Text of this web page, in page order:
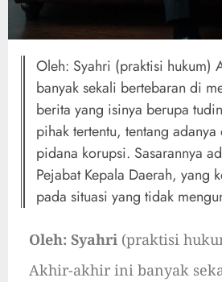
Oleh: Syahri (praktisi hukum)
banyak sekali bertebaran di
berita yang isinya berupa
pihak tertentu, tentang
pidana korupsi. Sasarannya
Pejabat Kepala Daerah, yang
pada situasi yang tidak
Oleh: Syahri (praktisi
Akhir-akhir ini banyak